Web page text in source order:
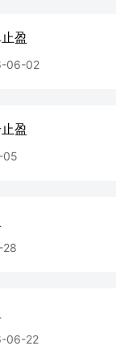
盈
06-02
盈
05
06-22